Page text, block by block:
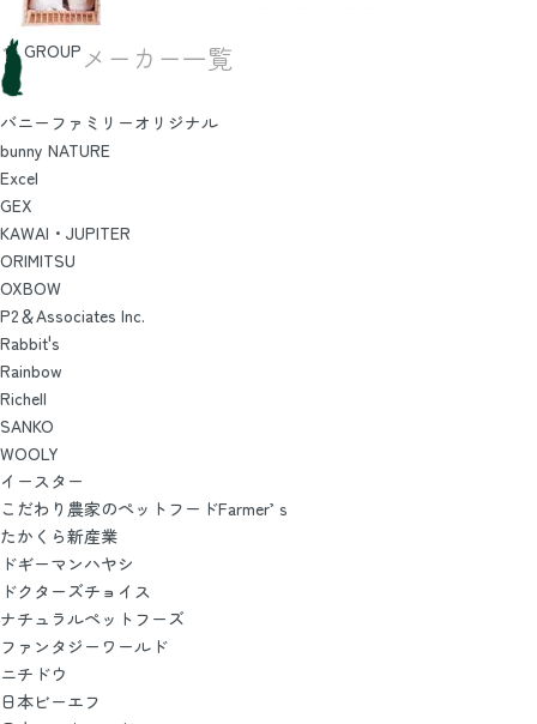
GROUP メーカー一覧
バニーファミリーオリジナル
bunny NATURE
Excel
GEX
KAWAI・JUPITER
ORIMITSU
OXBOW
P2＆Associates Inc.
Rabbit's
Rainbow
Richell
SANKO
WOOLY
イースター
こだわり農家のペットフードFarmer’ｓ
たかくら新産業
ドギーマンハヤシ
ドクターズチョイス
ナチュラルペットフーズ
ファンタジーワールド
ニチドウ
日本ビーエフ